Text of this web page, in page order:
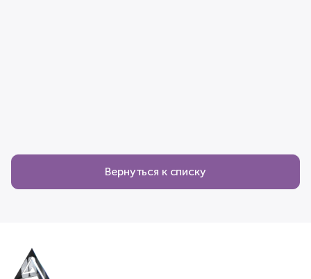
Вернуться к списку